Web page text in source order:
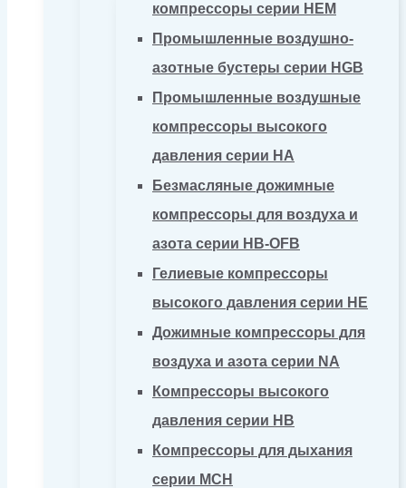
компрессоры серии HEM
Промышленные воздушно-
азотные бустеры серии HGB
Промышленные воздушные
компрессоры высокого
давления серии HA
Безмасляные дожимные
компрессоры для воздуха и
азота серии HB-OFB
Гелиевые компрессоры
высокого давления серии HE
Дожимные компрессоры для
воздуха и азота серии NA
Компрессоры высокого
давления серии HB
Компрессоры для дыхания
серии MCH